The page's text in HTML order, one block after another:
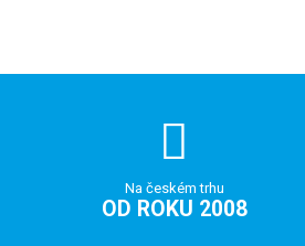
Na českém trhu
OD ROKU 2008